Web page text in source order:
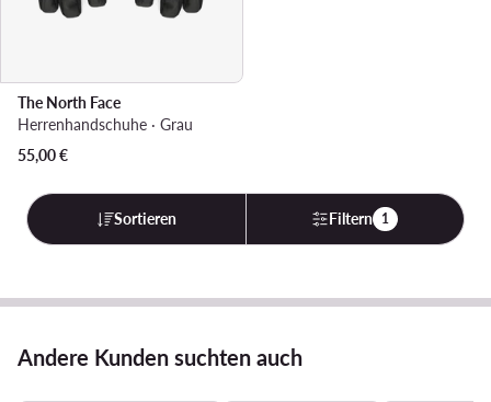
The North Face
Herrenhandschuhe · Grau
55,00€
Sortieren Filtern 1
Andere Kunden suchten auch